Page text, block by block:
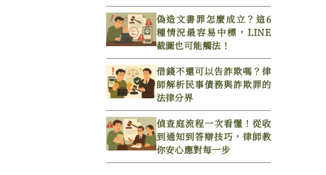
偽造文書罪怎麼成立？這6
種情況最容易中標，LINE
截圖也可能觸法！
借錢不還可以告詐欺嗎？律
師解析民事債務與詐欺罪的
法律分界
偵查庭流程一次看懂！從收
到通知到答辯技巧，律師教
你安心應對每一步